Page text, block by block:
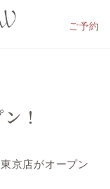
ご予約
！
京店がオープン